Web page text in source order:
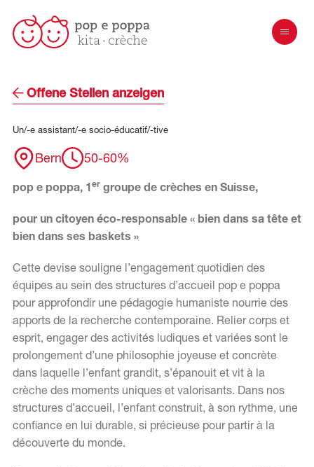
FR
Offene Stellen anzeigen
Un/-e assistant/-e socio-éducatif/-tive
Bern 50-60%
pop e poppa, 1er groupe de crèches en Suisse,
pour un citoyen éco-responsable « bien dans sa tête et
bien dans ses baskets »
Cette devise souligne l’engagement quotidien des
équipes au sein des structures d’accueil pop e poppa
pour approfondir une pédagogie humaniste nourrie des
apports de la recherche contemporaine. Relier corps et
esprit, engager des activités ludiques et variées sont le
prolongement d’une philosophie joyeuse et concrète
dans laquelle l’enfant grandit, s’épanouit et vit à la
crèche des moments uniques et valorisants. Dans nos
structures d’accueil, l’enfant construit, à son rythme, une
confiance en lui durable, si précieuse pour partir à la
découverte du monde.